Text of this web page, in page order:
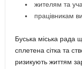
жителям та
працівникам
Буська міська рада
сплетена сітка та
ризикують життям